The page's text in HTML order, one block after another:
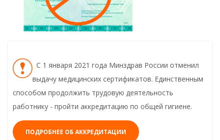
С 1 января 2021 года Минздрав России отменил
выдачу медицинских сертификатов. Единственным
способом продолжить трудовую деятельность
работнику - пройти аккредитацию по общей гигиене.
ПОДРОБНЕЕ ОБ АККРЕДИТАЦИИ